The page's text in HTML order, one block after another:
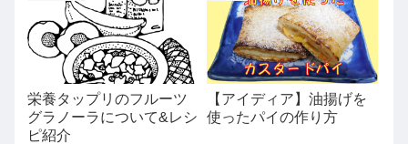
栄養タップリのフルーツ
グラノーラについて&レシ
ピ紹介
【アイディア】油揚げを
使ったパイの作り方